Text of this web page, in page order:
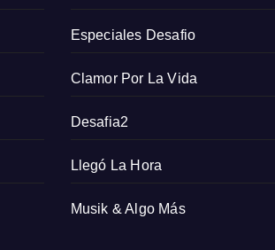
Especiales Desafio
Clamor Por La Vida
Desafia2
Llegó La Hora
Musik & Algo Más